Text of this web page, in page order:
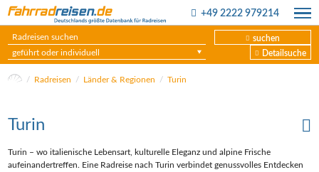
+49 2222 979214
suchen
geführt oder individuell
Detailsuche
Radreisen Länder & Regionen Turin
Turin
Turin – wo italienische Lebensart, kulturelle Eleganz und alpine Frische
aufeinander­treffen. Eine Radreise nach Turin verbindet genussvolles Entdecken